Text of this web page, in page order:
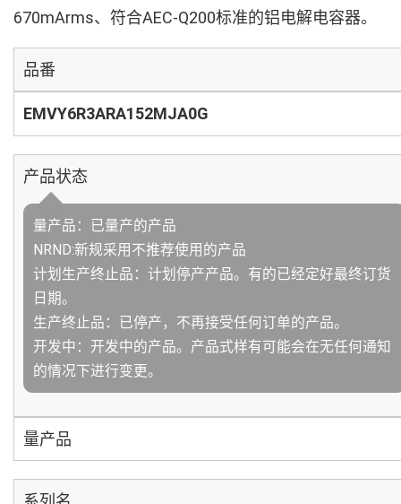
670mArms、符合AEC-Q200标准的铝电解电容器。
品番
EMVY6R3ARA152MJA0G
产品状态
量产品：已量产的产品
NRND:新规采用不推荐使用的产品
计划生产终止品：计划停产产品。有的已经定好最终订货
日期。
生产终止品：已停产，不再接受任何订单的产品。
开发中：开发中的产品。产品式样有可能会在无任何通知
的情况下进行变更。
量产品